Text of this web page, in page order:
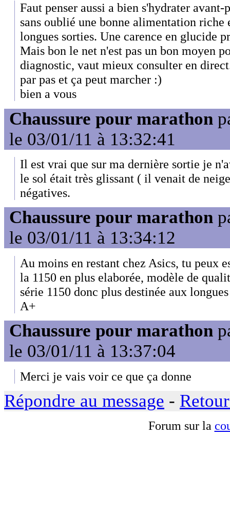
Faut penser aussi a bien s'hydrater avant-
sans oublié une bonne alimentation riche
longues sorties. Une carence en glucide
Mais bon le net n'est pas un bon moyen
diagnostic, vaut mieux consulter en
par pas et ça peut marcher :)
bien a vous
Chaussure pour marathon
le 03/01/11 à 13:32:41
Il est vrai que sur ma dernière sortie je
le sol était très glissant ( il venait de
négatives.
Chaussure pour marathon
le 03/01/11 à 13:34:12
Au moins en restant chez Asics, tu peux
la 1150 en plus elaborée, modèle de
série 1150 donc plus destinée aux longues
A+
Chaussure pour marathon
le 03/01/11 à 13:37:04
Merci je vais voir ce que ça donne
Répondre au message -
Forum sur la